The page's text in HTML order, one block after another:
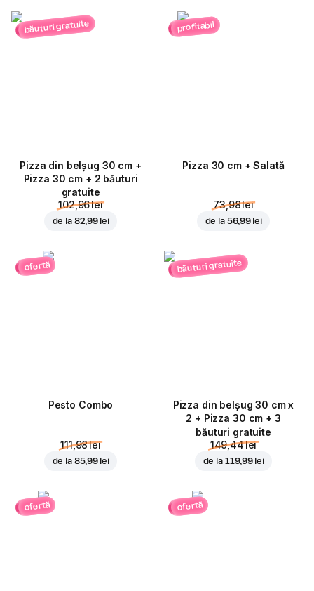
băuturi gratuite
Pizza din belșug 30 cm +
Pizza 30 cm + 2 băuturi
gratuite
102,96 lei
de la 82,99 lei
profitabil
Pizza 30 cm + Salată
73,98 lei
de la 56,99 lei
ofertă
Pesto Combo
111,98 lei
de la 85,99 lei
băuturi gratuite
Pizza din belșug 30 cm x
2 + Pizza 30 cm + 3
băuturi gratuite
149,44 lei
de la 119,99 lei
ofertă ofertă